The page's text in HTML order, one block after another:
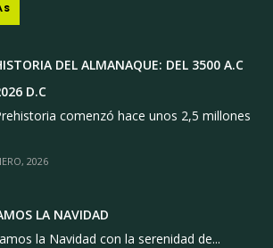
DEL ALMANAQUE: DEL 3500 A.C
D.C
comenzó hace unos 2,5 millones
2026
LA NAVIDAD
la Navidad con la serenidad de...